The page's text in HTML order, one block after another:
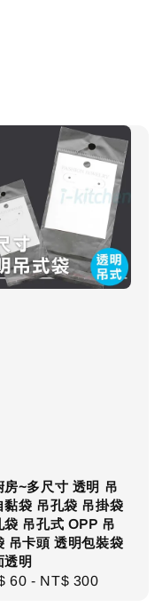
房~多尺寸 透明 吊
黏袋 吊孔袋 吊掛袋
袋 吊孔式 OPP 吊
吊卡頭 透明包裝袋
透明
60 - NT$ 300